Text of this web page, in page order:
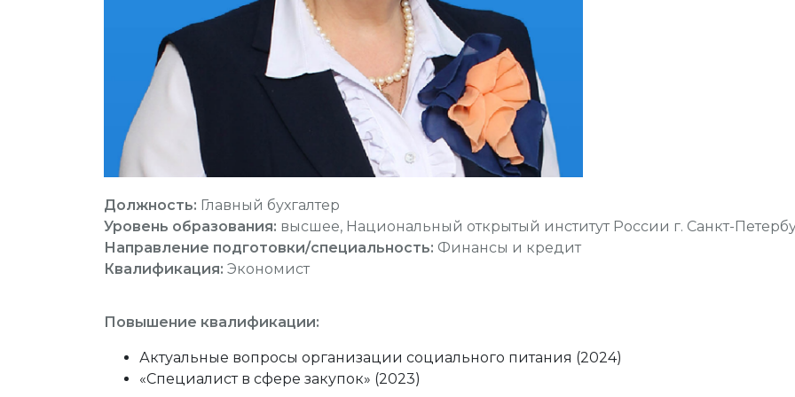
Должность: Главный бухгалтер
Уровень образования: высшее, Национальный открытый институт России г. Санкт-
Направление подготовки/специальность: Финансы и кредит
Квалификация: Экономист
Повышение квалификации:
Актуальные вопросы организации социального питания (2024)
«Специалист в сфере закупок» (2023)